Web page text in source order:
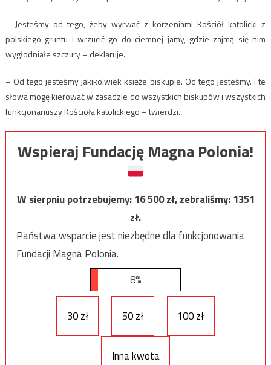
– Jesteśmy od tego, żeby wyrwać z korzeniami Kościół katolicki z
polskiego gruntu i wrzucić go do ciemnej jamy, gdzie zajmą się nim
wygłodniałe szczury – deklaruje.
– Od tego jesteśmy jakikolwiek księże biskupie. Od tego jesteśmy. I te
słowa mogę kierować w zasadzie do wszystkich biskupów i wszystkich
funkcjonariuszy Kościoła katolickiego – twierdzi.
Wspieraj Fundację Magna Polonia!
W sierpniu potrzebujemy:16 500zł, zebraliśmy:1351
zł.
Państwa wsparcie jest niezbędne dla funkcjonowania
Fundacji Magna Polonia.
8%
30 zł 50 zł 100 zł
Inna kwota